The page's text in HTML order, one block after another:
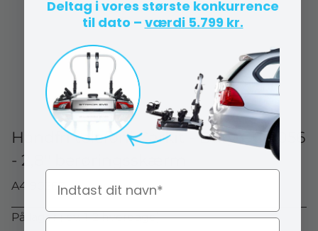
Håndfri telefoni Carkit - Bury CC 9056
- 2,8'' berøringsskærm
A4 90267
På lager (lev. 1-2 hverdage)
Deltag i vores største konkurrence
til dato – værdi 5.799 kr.
Navn